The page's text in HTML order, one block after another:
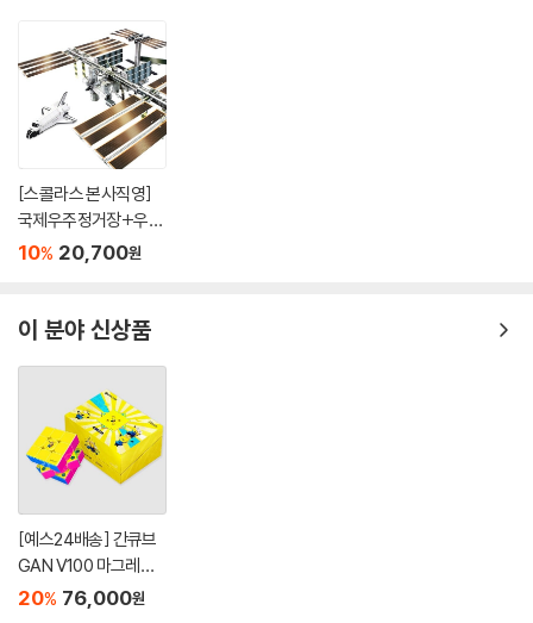
[스콜라스 본사직영]
국제우주정거장+우주
왕복선 입체퍼즐 만들
10% 20,700원
이 분야 신상품
[예스24배송] 간큐브
GAN V100 마그레브
UV: 미니언즈 에디션 /
20% 76,000원